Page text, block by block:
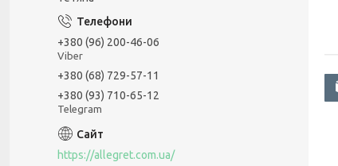
+380 (96) 200-46-06
Viber
+380 (68) 729-57-11
+380 (93) 710-65-12
Telegram
https://allegret.com.ua/